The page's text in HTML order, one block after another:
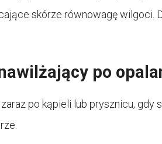
skórze równowagę wilgoci.
po
po kąpieli lub prysznicu, gdy